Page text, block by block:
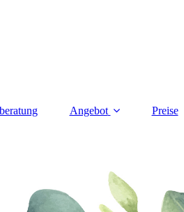
Angebot Preise